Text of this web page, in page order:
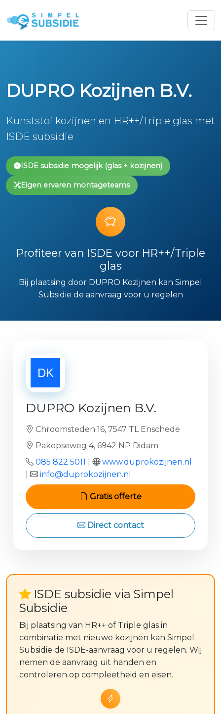
DUPRO Kozijnen B.V.
Kunststof kozijnen en HR++/Triple glas met
ISDE subsidie
ISDE subsidie mogelijk (glas + kozijnen)
Eigen ervaren montageteams
Profiteer van ISDE voor HR++/Triple
glas
Bij plaatsing door DUPRO Kozijnen kan Simpel
Subsidie de aanvraag voor u regelen
DUPRO Kozijnen B.V.
Chroomsteden 16, 7547 TL Enschede
Pakopseweg 4, 6942 NP Didam
085 822 5011
www.duprokozijnen.nl
info@duprokozijnen.nl
Gratis offerte
Direct contact
ISDE subsidie via Simpel
Subsidie
Bij plaatsing van HR++ of Triple glas in
combinatie met nieuwe kozijnen kan Simpel
Subsidie de ISDE-aanvraag voor u regelen. Wij
nemen de aanvraag uit handen en
controleren op compleetheid en eisen.